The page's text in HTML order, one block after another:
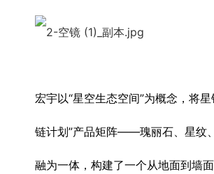
宏宇以“星空生态空间”为概念，将
链计划”产品矩阵——瑰丽石、星纹
融为一体，构建了一个从地面到墙